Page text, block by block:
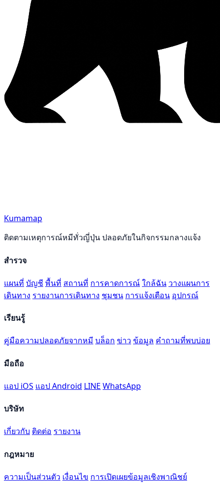
Kumamap
ติดตามเหตุการณ์หมีทั่วญี่ปุ่น ปลอดภัยในกิจกรรมกลางแจ้ง
สำรวจ
แผนที่ บัญชี พื้นที่ สถานที่ การคาดการณ์ใกล้ฉัน วางแผนการ
เดินทาง รายงานการเดินทาง ชุมชน การแจ้งเตือน อุปกรณ์
เรียนรู้
คู่มือความปลอดภัยจากหมี บล็อก ข่าว ข้อมูล คำถามที่พบบ่อย
มือถือ
แอป iOS แอป Android LINE WhatsApp
บริษัท
เกี่ยวกับ ติดต่อ รายงาน
กฎหมาย
ความเป็นส่วนตัว เงื่อนไข การเปิดเผยข้อมูลเชิงพาณิชย์